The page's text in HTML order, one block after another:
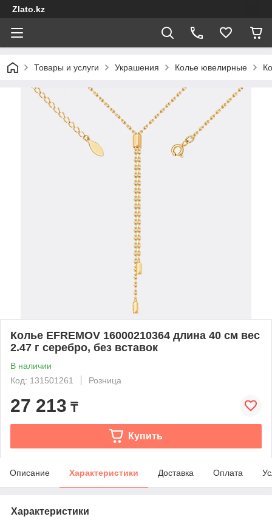
Zlato.kz
Товары и услуги Украшения Колье ювелирные
Колье EFREMOV 16000210364 длина 40 см вес
2.47 г серебро, без вставок
В наличии
Код: 131501261
Розница
27 213 ₸
Купить
Описание Характеристики Доставка Оплата
Характеристики